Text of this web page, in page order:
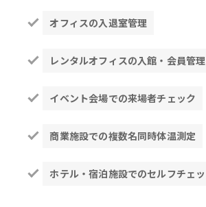
オフィスの入退室管理
レンタルオフィスの入館・会員管理
イベント会場での来場者チェック
商業施設での複数名同時体温測定
ホテル・宿泊施設でのセルフチェ